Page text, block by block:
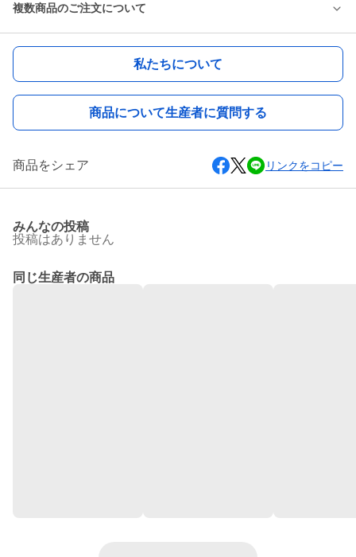
複数商品のご注文について
私たちについて
商品について生産者に質問する
商品をシェア リンクをコピー
みんなの投稿
投稿はありません
同じ生産者の商品